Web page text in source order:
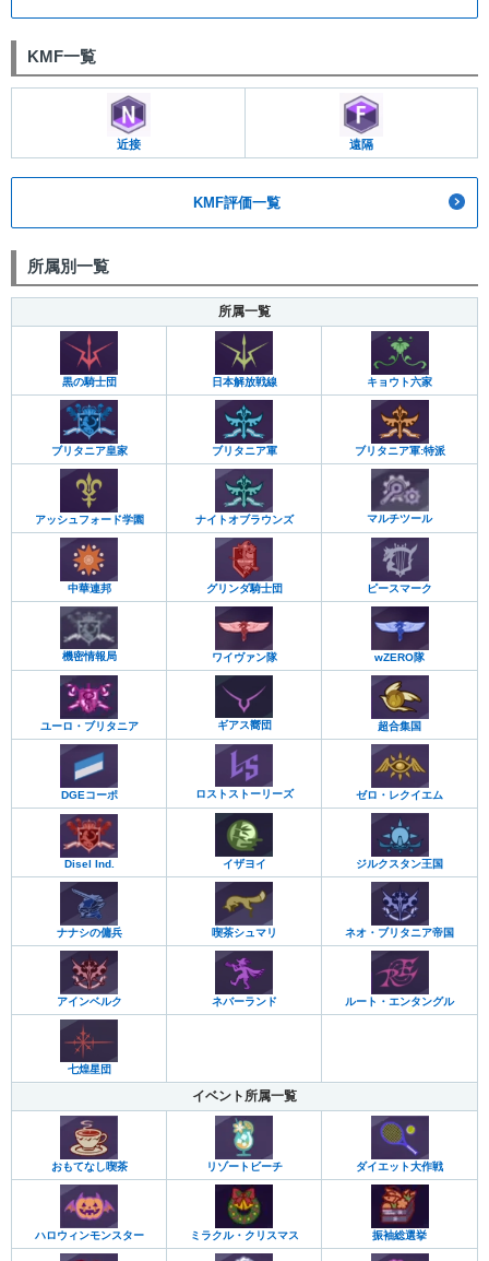
KMF一覧
近接 遠隔
KMF評価一覧
所属別一覧
所属一覧
黒の騎士団 日本解放戦線 キョウト六家
ブリタニア皇家 ブリタニア軍 ブリタニア軍:特派
アッシュフォード学園 ナイトオブラウンズ マルチツール
中華連邦 グリンダ騎士団 ピースマーク
機密情報局 ワイヴァン隊 wZERO隊
ユーロ・ブリタニア ギアス嚮団 超合集国
DGEコーポ ロストストーリーズ ゼロ・レクイエム
Disel Ind. イザヨイ ジルクスタン王国
ナナシの傭兵 喫茶シュマリ ネオ・ブリタニア帝国
アインベルク ネバーランド ルート・エンタングル
七煌星団
イベント所属一覧
おもてなし喫茶 リゾートビーチ ダイエット大作戦
ハロウィンモンスター ミラクル・クリスマス 振袖総選挙